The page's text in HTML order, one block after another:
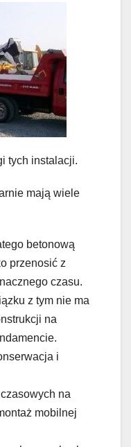
tych instalacji.
mają wiele
betonową
przenosić z
czasu.
z tym nie ma
na
i
na
mobilnej